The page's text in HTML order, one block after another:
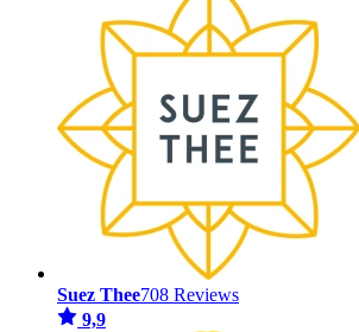
Suez Thee708 Reviews
9,9